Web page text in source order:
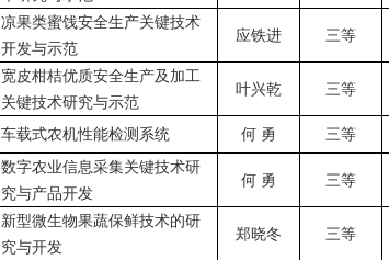
凉果类蜜饯安全生产关键技术
开发与示范
应铁进 三等
宽皮柑桔优质安全生产及加工
关键技术研究与示范
叶兴乾 三等
车载式农机性能检测系统 何 勇 三等
数字农业信息采集关键技术研
究与产品开发
何 勇 三等
新型微生物果蔬保鲜技术的研
究与开发
郑晓冬 三等